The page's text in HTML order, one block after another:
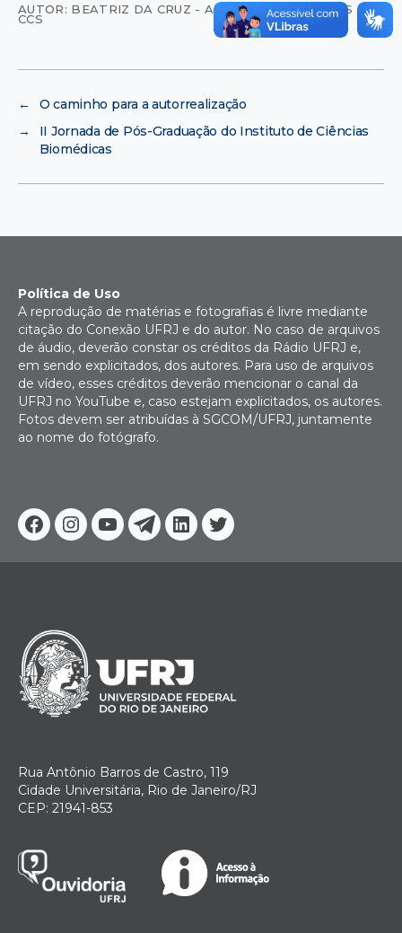
AUTOR: BEATRIZ DA CRUZ - AGÊNCIA DE NOTÍCIAS -
CCS
←
O caminho para a autorrealização
→
II Jornada de Pós-Graduação do Instituto de Ciências
Biomédicas
Facebook
Instagram
YoutubeTelegram
Linkedin
Twitter
Política de Uso
A reprodução de matérias e fotografias é livre mediante
citação do Conexão UFRJ e do autor. No caso de arquivos
de áudio, deverão constar os créditos da Rádio UFRJ e,
em sendo explicitados, dos autores. Para uso de arquivos
de vídeo, esses créditos deverão mencionar o canal da
UFRJ no YouTube e, caso estejam explicitados, os autores.
Fotos devem ser atribuídas à SGCOM/UFRJ, juntamente
ao nome do fotógrafo.
Rua Antônio Barros de Castro, 119
Cidade Universitária, Rio de Janeiro/RJ
CEP: 21941-853